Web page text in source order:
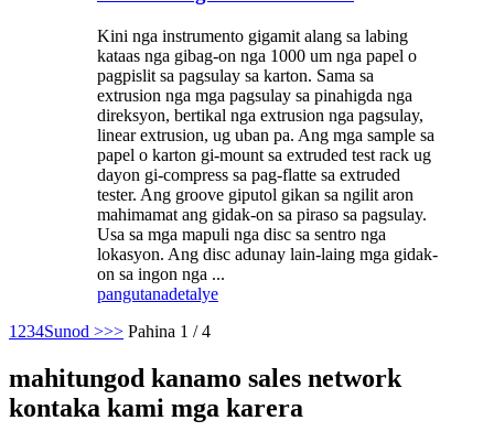
Kini nga instrumento gigamit alang sa labing
kataas nga gibag-on nga 1000 um nga papel o
pagpislit sa pagsulay sa karton. Sama sa
extrusion nga mga pagsulay sa pinahigda nga
direksyon, bertikal nga extrusion nga pagsulay,
linear extrusion, ug uban pa. Ang mga sample sa
papel o karton gi-mount sa extruded test rack ug
dayon gi-compress sa pag-flatte sa extruded
tester. Ang groove giputol gikan sa ngilit aron
mahimamat ang gidak-on sa piraso sa pagsulay.
Usa sa mga mapuli nga disc sa sentro nga
lokasyon. Ang disc adunay lain-laing mga gidak-
on sa ingon nga ...
pangutanadetalye
1 234Sunod >>> Pahina 1 / 4
mahitungod kanamo sales network
kontaka kami mga karera